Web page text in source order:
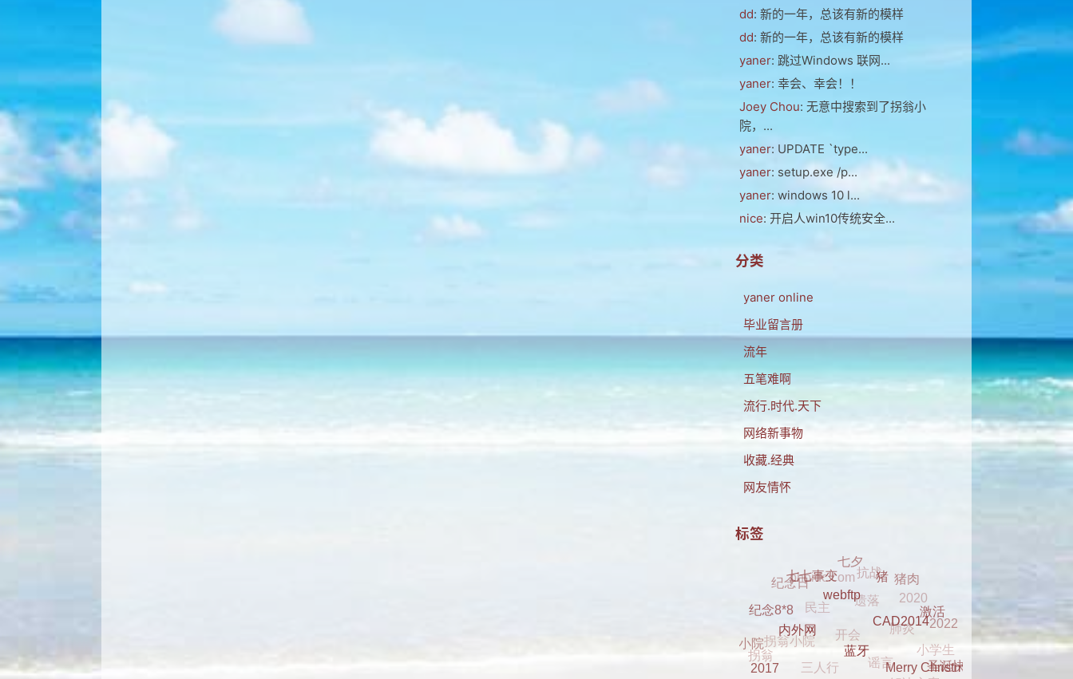
dd: 新的一年，总该有新的模样
dd: 新的一年，总该有新的模样
yaner: 跳过Windows 联网...
yaner: 幸会、幸会！！
Joey Chou: 无意中搜索到了拐翁小
院，...
yaner: UPDATE `type...
yaner: setup.exe /p...
yaner: windows 10 l...
nice: 开启人win10传统安全...
分类
yaner online
毕业留言册
流年
五笔难啊
流行.时代.天下
网络新事物
收藏.经典
网友情怀
标签
圣诞快乐
解决方案
小学生
2022
激活
CAD2014
无症状
谣言
肺炎
2020
猪肉
猪
webftp
内外网
license
三人行
开会
遗落
抗战
七夕
七七事变
纪念8*8
小院
拐翁
拐翁小院
民主
phpidc.com
纪念日